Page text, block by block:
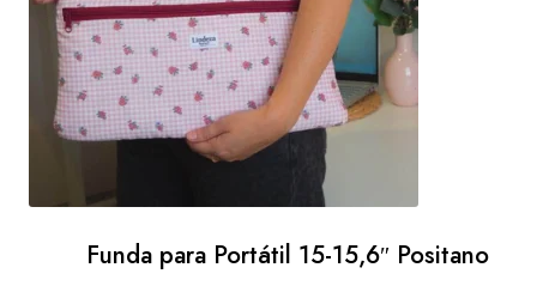
Funda para Portátil 15-15,6″ Positano